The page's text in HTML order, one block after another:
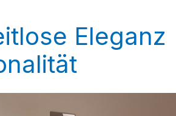
Eleganz